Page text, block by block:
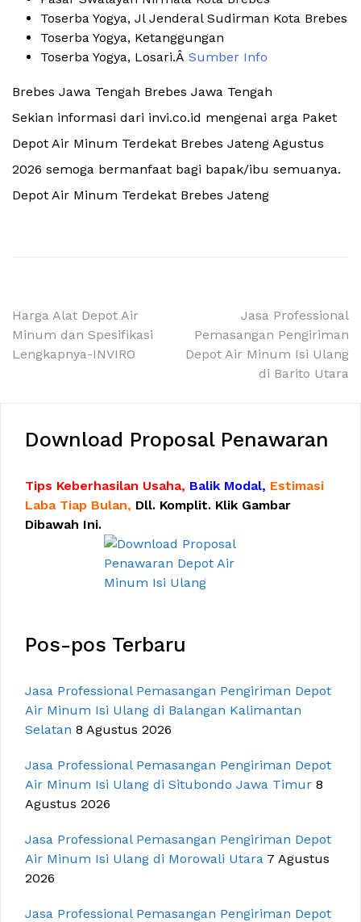
Toserba Yogya, Jl Jenderal Sudirman Kota Brebes
Toserba Yogya, Ketanggungan
Toserba Yogya, Losari.Â Sumber Info
Brebes Jawa Tengah Brebes Jawa Tengah
Sekian informasi dari invi.co.id mengenai arga Paket
Depot Air Minum Terdekat Brebes Jateng Agustus
2026 semoga bermanfaat bagi bapak/ibu semuanya.
Depot Air Minum Terdekat Brebes Jateng
Navigasi
pos
Harga Alat Depot Air
Minum dan Spesifikasi
Lengkapnya-INVIRO
Jasa Professional
Pemasangan Pengiriman
Depot Air Minum Isi Ulang
di Barito Utara
Download Proposal Penawaran
Tips Keberhasilan Usaha, Balik Modal, Estimasi
Laba Tiap Bulan, Dll. Komplit. Klik Gambar
Dibawah Ini.
Pos-pos Terbaru
Jasa Professional Pemasangan Pengiriman Depot
Air Minum Isi Ulang di Balangan Kalimantan
Selatan 8 Agustus 2026
Jasa Professional Pemasangan Pengiriman Depot
Air Minum Isi Ulang di Situbondo Jawa Timur 8
Agustus 2026
Jasa Professional Pemasangan Pengiriman Depot
Air Minum Isi Ulang di Morowali Utara 7 Agustus
2026
Jasa Professional Pemasangan Pengiriman Depot